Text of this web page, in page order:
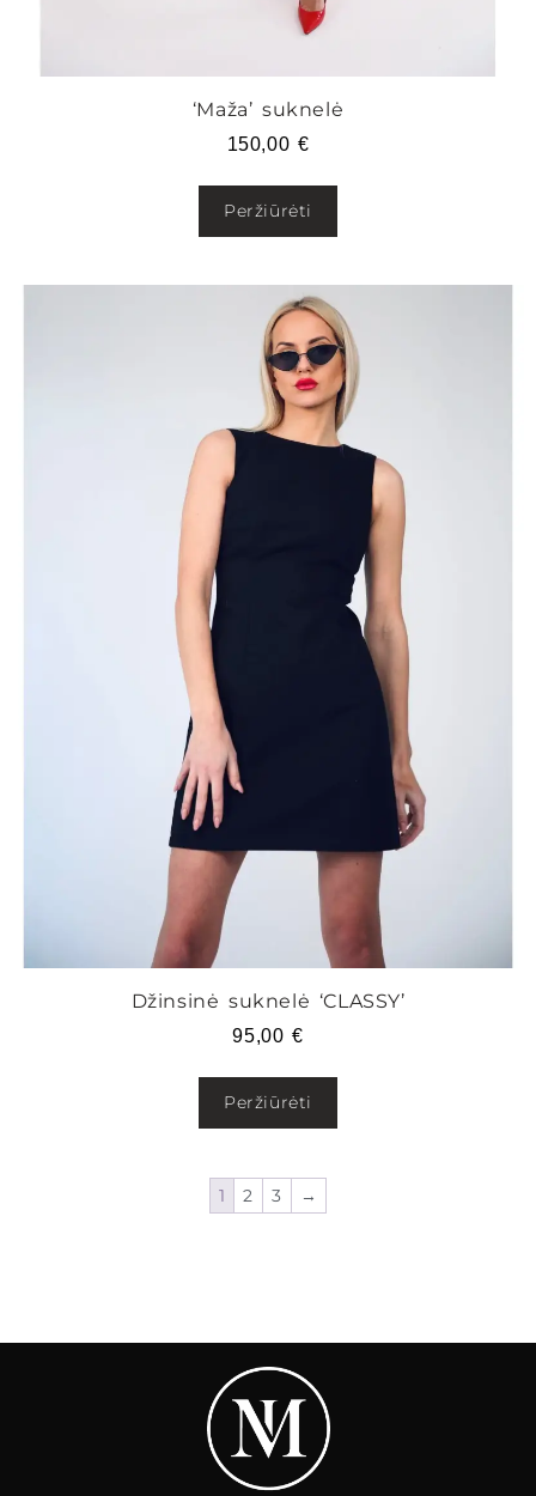
‘Maža’ suknelė
150,00 €
Peržiūrėti
Džinsinė suknelė ‘CLASSY’
95,00 €
Peržiūrėti
1 2 3 →